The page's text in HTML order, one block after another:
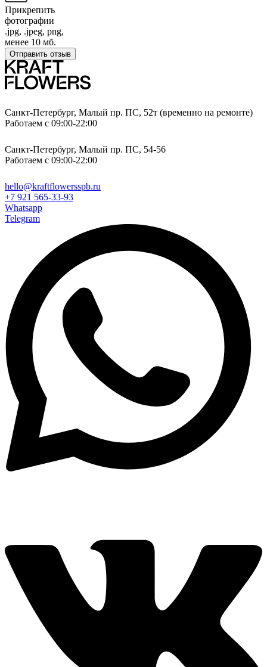
Прикрепить
фотографии
.jpg, .jpeg, png,
менее 10 мб.
Отправить отзыв
Санкт-Петербург, Малый пр. ПС, 52т (временно на ремонте)
Работаем с 09:00-22:00
Санкт-Петербург, Малый пр. ПС, 54-56
Работаем с 09:00-22:00
hello@kraftflowersspb.ru
+7 921 565-33-93
Whatsapp
Telegram